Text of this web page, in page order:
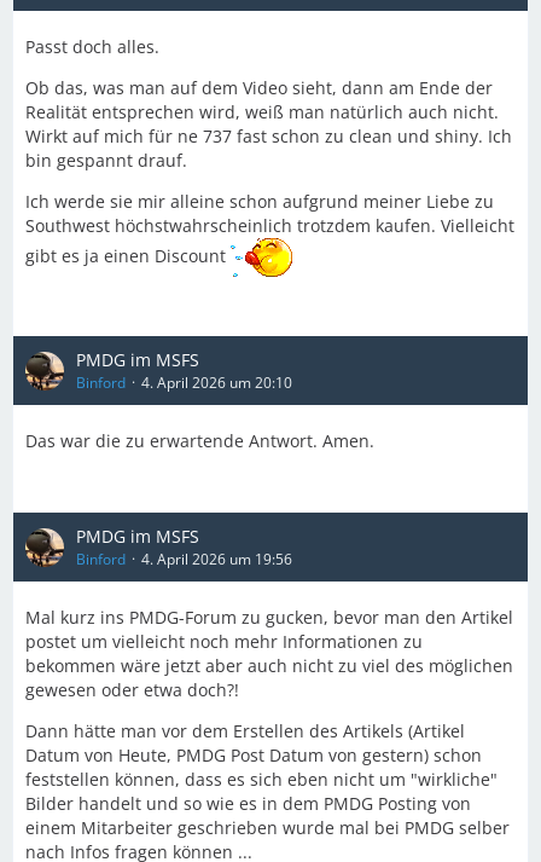
Passt doch alles.
Ob das, was man auf dem Video sieht, dann am Ende der
Realität entsprechen wird, weiß man natürlich auch nicht.
Wirkt auf mich für ne 737 fast schon zu clean und shiny. Ich
bin gespannt drauf.
Ich werde sie mir alleine schon aufgrund meiner Liebe zu
Southwest höchstwahrscheinlich trotzdem kaufen. Vielleicht
gibt es ja einen Discount
PMDG im MSFS
Binford 4. April 2026 um 20:10
Das war die zu erwartende Antwort. Amen.
PMDG im MSFS
Binford 4. April 2026 um 19:56
Mal kurz ins PMDG-Forum zu gucken, bevor man den Artikel
postet um vielleicht noch mehr Informationen zu
bekommen wäre jetzt aber auch nicht zu viel des möglichen
gewesen oder etwa doch?!
Dann hätte man vor dem Erstellen des Artikels (Artikel
Datum von Heute, PMDG Post Datum von gestern) schon
feststellen können, dass es sich eben nicht um "wirkliche"
Bilder handelt und so wie es in dem PMDG Posting von
einem Mitarbeiter geschrieben wurde mal bei PMDG selber
nach Infos fragen können ...